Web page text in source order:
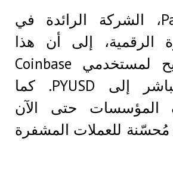
وتُشير PayPal، الشركة الرائدة في
الرقمية، إلى أن هذا
التعاون سيُتيح لمستخدمي Coinbase
الوصول المباشر إلى PYUSD. كما
المؤسسات حتى الآن
مُحسّنة للعملات المشفرة